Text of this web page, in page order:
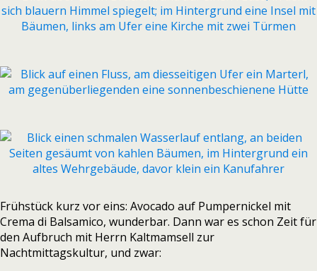
Frühstück kurz vor eins: Avocado auf Pumpernickel mit
Crema di Balsamico, wunderbar. Dann war es schon Zeit für
den Aufbruch mit Herrn Kaltmamsell zur
Nachtmittagskultur, und zwar: